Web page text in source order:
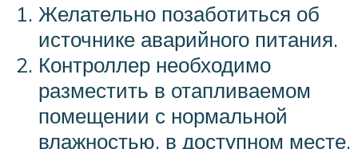
Желательно позаботиться об
источнике аварийного питания.
Контроллер необходимо
разместить в отапливаемом
помещении с нормальной
влажностью, в доступном месте.